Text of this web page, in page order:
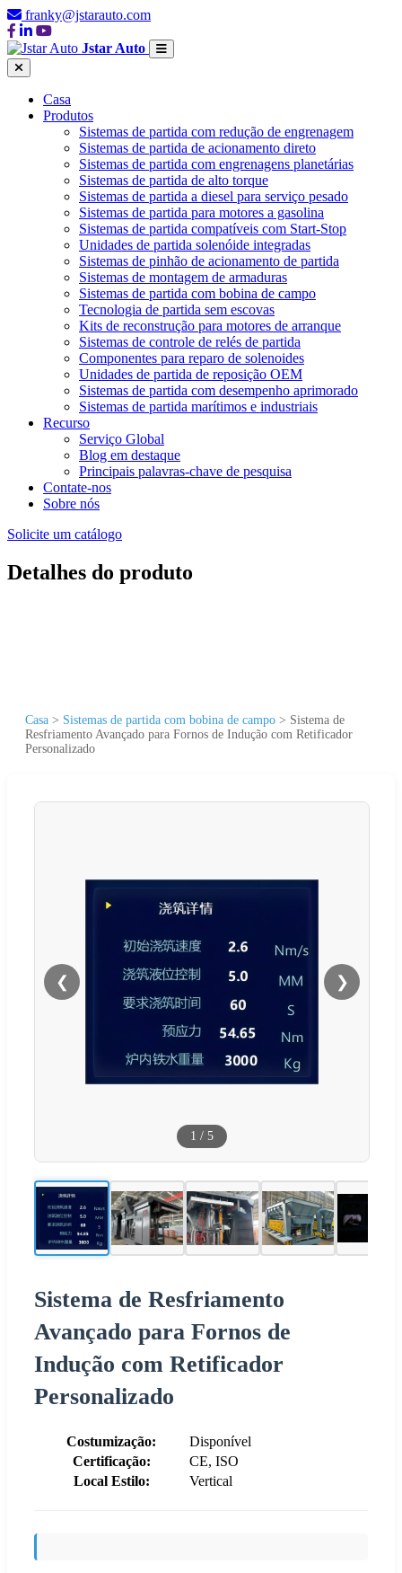
franky@jstarauto.com
Jstar Auto
Casa
Produtos
Sistemas de partida com redução de engrenagem
Sistemas de partida de acionamento direto
Sistemas de partida com engrenagens planetárias
Sistemas de partida de alto torque
Sistemas de partida a diesel para serviço pesado
Sistemas de partida para motores a gasolina
Sistemas de partida compatíveis com Start-Stop
Unidades de partida solenóide integradas
Sistemas de pinhão de acionamento de partida
Sistemas de montagem de armaduras
Sistemas de partida com bobina de campo
Tecnologia de partida sem escovas
Kits de reconstrução para motores de arranque
Sistemas de controle de relés de partida
Componentes para reparo de solenoides
Unidades de partida de reposição OEM
Sistemas de partida com desempenho aprimorado
Sistemas de partida marítimos e industriais
Recurso
Serviço Global
Blog em destaque
Principais palavras-chave de pesquisa
Contate-nos
Sobre nós
Solicite um catálogo
Detalhes do produto
Casa > Sistemas de partida com bobina de campo > Sistema de
Resfriamento Avançado para Fornos de Indução com Retificador
Personalizado
❮ ❯
1 / 5
Sistema de Resfriamento
Avançado para Fornos de
Indução com Retificador
Personalizado
Costumização:
Disponível
Certificação:
CE, ISO
Local Estilo:
Vertical